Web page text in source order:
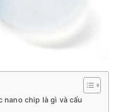
nano chip là gì và cấu